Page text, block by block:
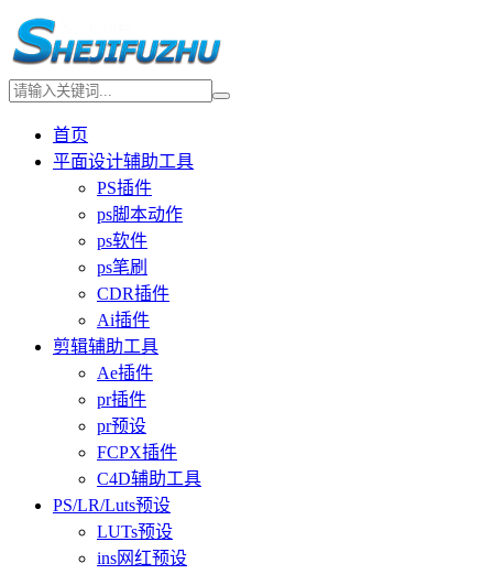
首页
平面设计辅助工具
PS插件
ps脚本动作
ps软件
ps笔刷
CDR插件
Ai插件
剪辑辅助工具
Ae插件
pr插件
pr预设
FCPX插件
C4D辅助工具
PS/LR/Luts预设
LUTs预设
ins网红预设